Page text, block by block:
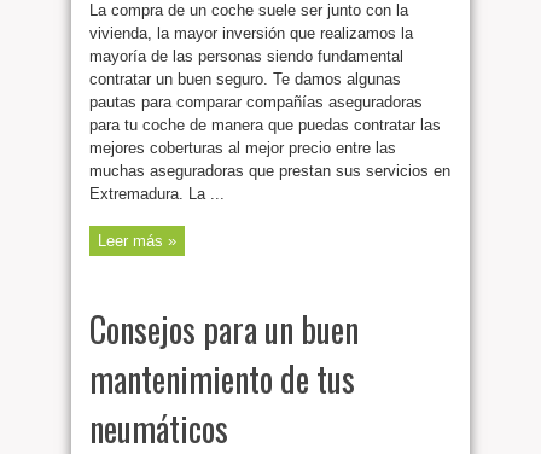
La compra de un coche suele ser junto con la
vivienda, la mayor inversión que realizamos la
mayoría de las personas siendo fundamental
contratar un buen seguro. Te damos algunas
pautas para comparar compañías aseguradoras
para tu coche de manera que puedas contratar las
mejores coberturas al mejor precio entre las
muchas aseguradoras que prestan sus servicios en
Extremadura. La ...
Leer más »
Consejos para un buen
mantenimiento de tus
neumáticos